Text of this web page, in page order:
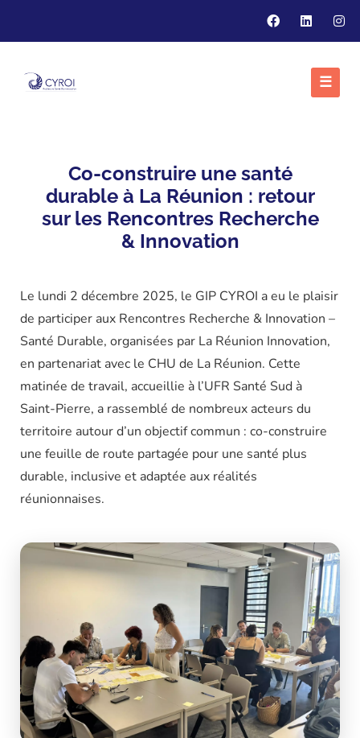
☰
Co-construire une santé
durable à La Réunion : retour
sur les Rencontres Recherche
& Innovation
Le lundi 2 décembre 2025, le GIP CYROI a eu le plaisir
de participer aux Rencontres Recherche & Innovation –
Santé Durable, organisées par La Réunion Innovation,
en partenariat avec le CHU de La Réunion. Cette
matinée de travail, accueillie à l’UFR Santé Sud à
Saint-Pierre, a rassemblé de nombreux acteurs du
territoire autour d’un objectif commun : co-construire
une feuille de route partagée pour une santé plus
durable, inclusive et adaptée aux réalités
réunionnaises.